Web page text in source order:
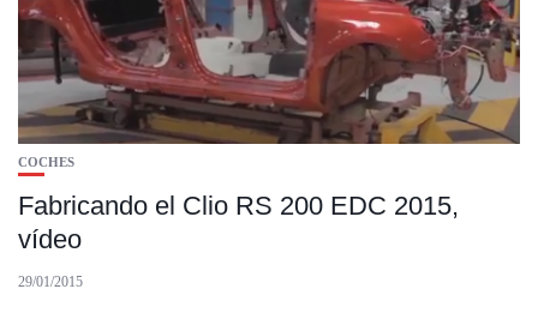
COCHES
Fabricando el Clio RS 200 EDC 2015,
vídeo
29/01/2015